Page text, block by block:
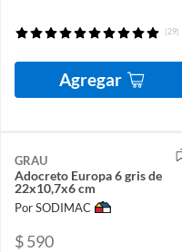
(29)
Agregar
GRAU
Adocreto Europa 6 gris de
22x10,7x6 cm
Por SODIMAC
$ 590